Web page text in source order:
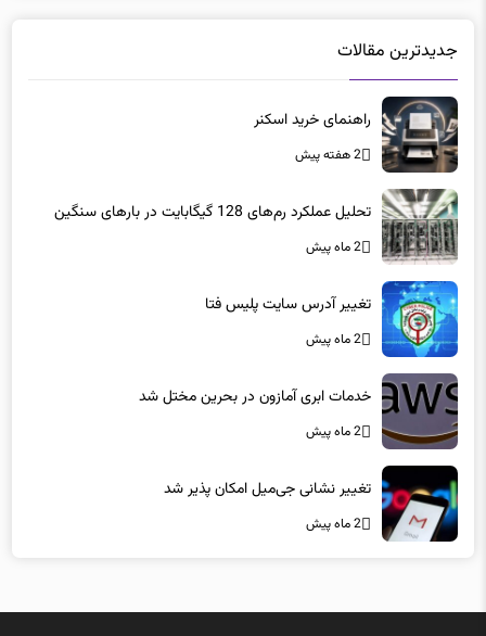
جدیدترین مقالات
راهنمای خرید اسکنر
2 هفته پیش
تحلیل عملکرد رم‌های 128 گیگابایت در بارهای سنگین
2 ماه پیش
تغییر آدرس سایت پلیس فتا
2 ماه پیش
خدمات ابری آمازون در بحرین مختل شد
2 ماه پیش
تغییر نشانی جی‌میل امکان پذیر شد
2 ماه پیش